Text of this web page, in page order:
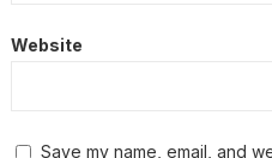
Website
Save my name, email, and